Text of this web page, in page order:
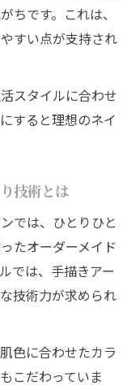
ちです。これは、
すい点が支持され
スタイルに合わせ
すると理想のネイ
技術とは
では、ひとりひと
たオーダーメイド
では、手描きアー
技術力が求められ
色に合わせたカラ
こだわっていま